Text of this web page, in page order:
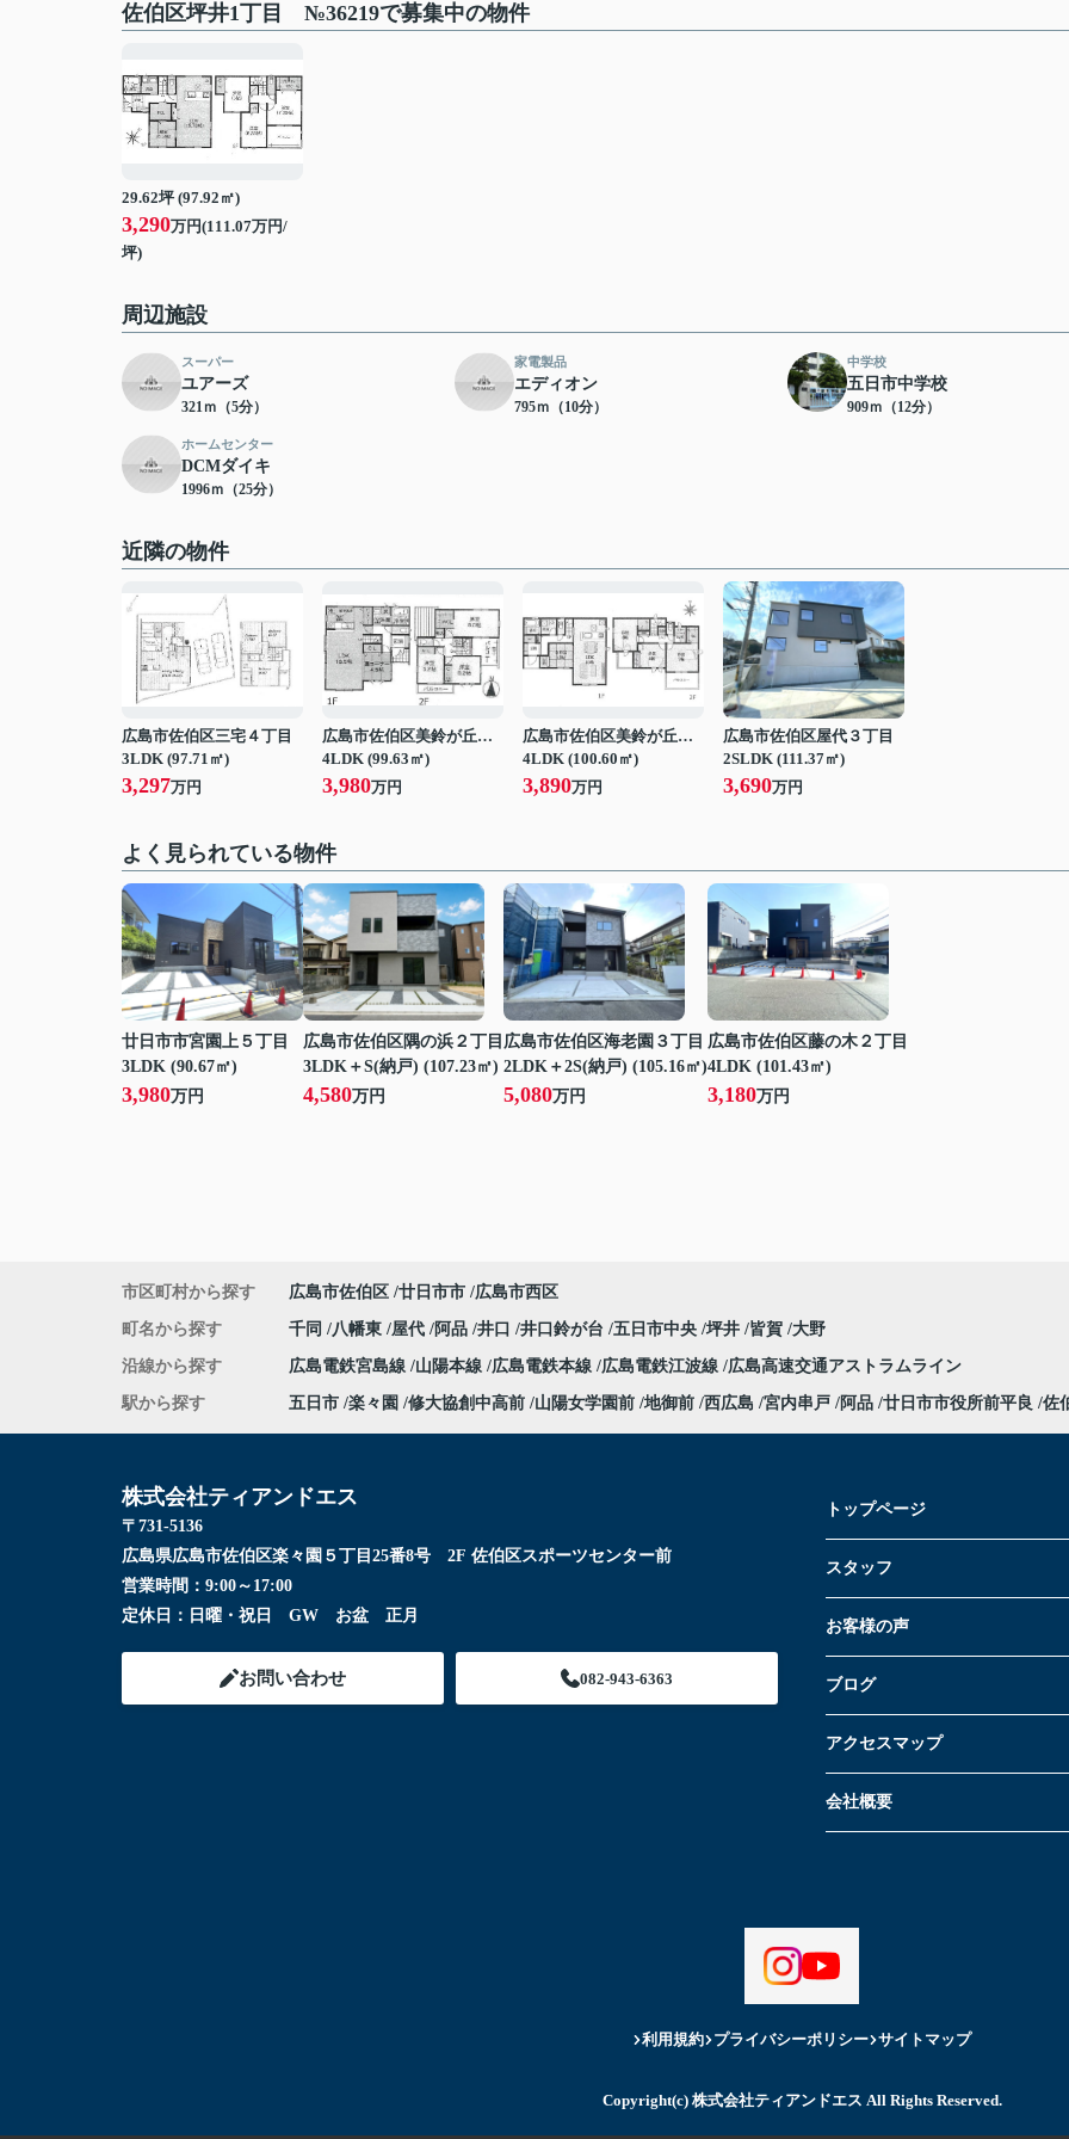
佐伯区坪井1丁目 №36219で募集中の物件
29.62坪 (97.92㎡)
3,290万円(111.07万円/
坪)
周辺施設
スーパー
ユアーズ
321ｍ（5分）
家電製品
エディオン
795ｍ（10分）
中学校
五日市中学校
909ｍ（12分）
ホームセンター
DCMダイキ
1996ｍ（25分）
近隣の物件
広島市佐伯区三宅４丁目
3LDK (97.71㎡)
3,297万円
広島市佐伯区美鈴が丘東２丁目
4LDK (99.63㎡)
3,980万円
広島市佐伯区美鈴が丘西４丁目
4LDK (100.60㎡)
3,890万円
広島市佐伯区屋代３丁目
2SLDK (111.37㎡)
3,690万円
よく見られている物件
廿日市市宮園上５丁目
3LDK (90.67㎡)
3,980万円
広島市佐伯区隅の浜２丁目
3LDK＋S(納戸) (107.23㎡)
4,580万円
広島市佐伯区海老園３丁目
2LDK＋2S(納戸) (105.16㎡)
5,080万円
広島市佐伯区藤の木２丁目
4LDK (101.43㎡)
3,180万円
市区町村から探す 広島市佐伯区 廿日市市 広島市西区
町名から探す 千同 八幡東 屋代 阿品 井口 井口鈴が台 五日市中央 坪井 皆賀 大野
沿線から探す 広島電鉄宮島線 山陽本線 広島電鉄本線 広島電鉄江波線 広島高速交通アストラムライン
駅から探す 五日市 楽々園 修大協創中高前 山陽女学園前 地御前 西広島 宮内串戸 阿品 廿日市市役所前平良 佐
株式会社ティアンドエス
〒731-5136
広島県広島市佐伯区楽々園５丁目25番8号 2F 佐伯区スポーツセンター前
営業時間： 9:00～17:00
定休日： 日曜・祝日 GW お盆 正月
お問い合わせ 082-943-6363
トップページ
スタッフ
お客様の声
ブログ
アクセスマップ
会社概要
利用規約 プライバシーポリシー サイトマップ
Copyright(c) 株式会社ティアンドエス All Rights Reserved.